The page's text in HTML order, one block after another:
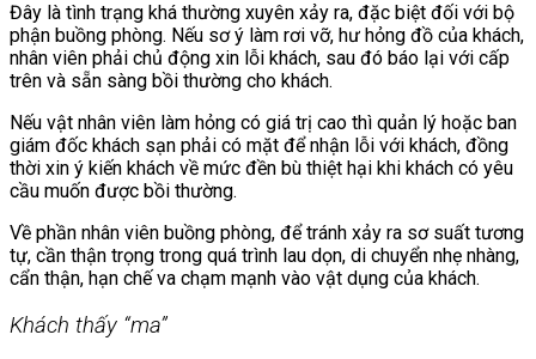
Đây là tình trạng khá thường xuyên xảy ra, đặc biệt đối với bộ
phận buồng phòng. Nếu sơ ý làm rơi vỡ, hư hỏng đồ của khách,
nhân viên phải chủ động xin lỗi khách, sau đó báo lại với cấp
trên và sẵn sàng bồi thường cho khách.
Nếu vật nhân viên làm hỏng có giá trị cao thì quản lý hoặc ban
giám đốc khách sạn phải có mặt để nhận lỗi với khách, đồng
thời xin ý kiến khách về mức đền bù thiệt hại khi khách có yêu
cầu muốn được bồi thường.
Về phần nhân viên buồng phòng, để tránh xảy ra sơ suất tương
tự, cần thận trọng trong quá trình lau dọn, di chuyển nhẹ nhàng,
cẩn thận, hạn chế va chạm mạnh vào vật dụng của khách.
Khách thấy “ma”